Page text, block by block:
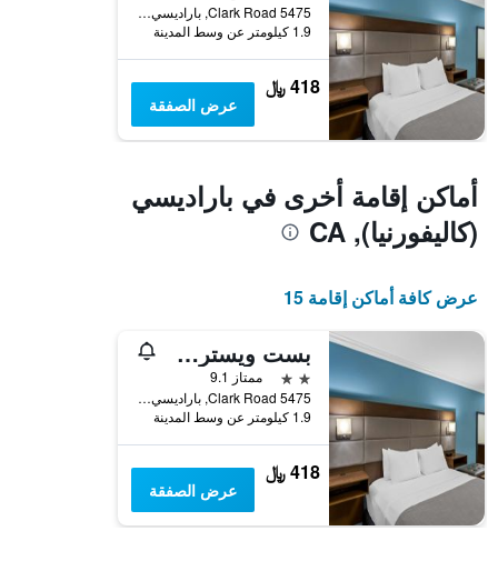
متوسط
سعر
غرفة
5475 Clark Road, باراديسي (كاليفورنيا), CA, الولايات المتحدة الأميريكية
1.9 كيلومتر عن وسط المدينة
418 ﷼
عرض الصفقة
أماكن إقامة أخرى في باراديسي
(كاليفورنيا), CA
عرض كافة أماكن إقامة 15
بست ويسترن بارادايس هوتل
2 نجمتين
ممتاز 9.1
5475 Clark Road, باراديسي (كاليفورنيا), CA, الولايات المتحدة الأميريكية
1.9 كيلومتر عن وسط المدينة
418 ﷼
عرض الصفقة